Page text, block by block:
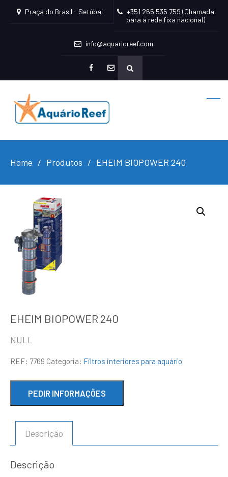
Praça do Brasil - Setúbal
+351 265 535 759 (Chamada
para a rede fixa nacional)
info@aquarioreef.com
mailto
Home Produtos EHEIM BIOPOWER 240
EHEIM BIOPOWER 240
NULL
REF: 7769 Categoria: Filtros interiores para aquário
Descrição
Descrição